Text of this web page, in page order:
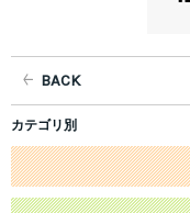
BACK
カテゴリ別